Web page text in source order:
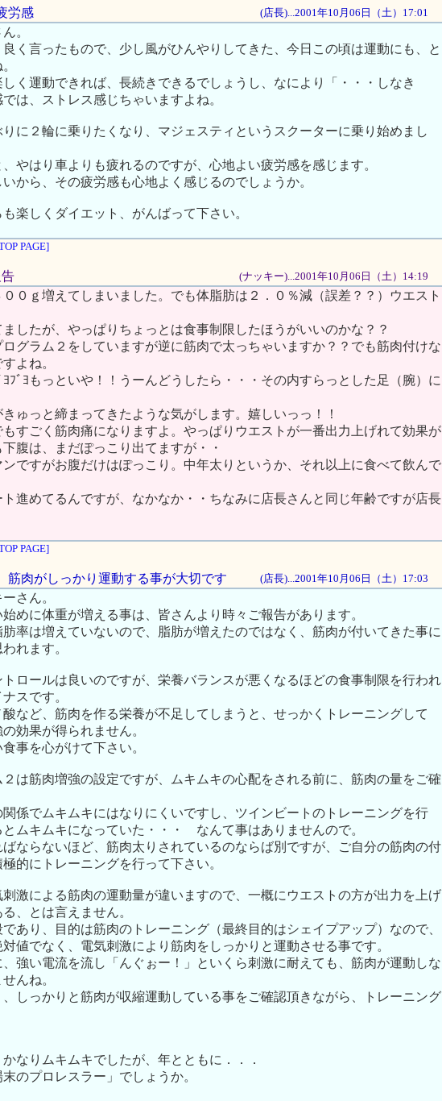
労感 (店長)...2001年10月06日（土）17:01
。
く言ったもので、少し風がひんやりしてきた、今日この頃は運動にも、と
く運動できれば、長続きできるでしょうし、なにより「・・・しなき
は、ストレス感じちゃいますよね。
に２輪に乗りたくなり、マジェスティというスクーターに乗り始めまし
やはり車よりも疲れるのですが、心地よい疲労感を感じます。
から、その疲労感も心地よく感じるのでしょうか。
楽しくダイエット、がんばって下さい。
PAGE]
(ナッキー)...2001年10月06日（土）14:19
０ｇ増えてしまいました。でも体脂肪は２．０％減（誤差？？）ウエスト
したが、やっぱりちょっとは食事制限したほうがいいのかな？？
グラム２をしていますが逆に筋肉で太っちゃいますか？？でも筋肉付けな
よね。
ﾖﾌﾞﾖもっといや！！うーんどうしたら・・・その内すらっとした足（腕）に
ゅっと締まってきたような気がします。嬉しいっっ！！
すごく筋肉痛になりますよ。やっぱりウエストが一番出力上げれて効果が
腹は、まだぽっこり出てますが・・
ですがお腹だけはぽっこり。中年太りというか、それ以上に食べて飲んで
進めてるんですが、なかなか・・ちなみに店長さんと同じ年齢ですが店長
PAGE]
筋肉がしっかり運動する事が大切です (店長)...2001年10月06日（土）17:03
さん。
めに体重が増える事は、皆さんより時々ご報告があります。
率は増えていないので、脂肪が増えたのではなく、筋肉が付いてきた事に
れます。
ロールは良いのですが、栄養バランスが悪くなるほどの食事制限を行われ
スです。
など、筋肉を作る栄養が不足してしまうと、せっかくトレーニングして
効果が得られません。
事を心がけて下さい。
は筋肉増強の設定ですが、ムキムキの心配をされる前に、筋肉の量をご確
係でムキムキにはなりにくいですし、ツインビートのトレーニングを行
ムキムキになっていた・・・ なんて事はありませんので。
ならないほど、筋肉太りされているのならば別ですが、ご自分の筋肉の付
的にトレーニングを行って下さい。
激による筋肉の運動量が違いますので、一概にウエストの方が出力を上げ
、とは言えません。
あり、目的は筋肉のトレーニング（最終目的はシェイプアップ）なので、
値でなく、電気刺激により筋肉をしっかりと運動させる事です。
強い電流を流し「んぐぉー！」といくら刺激に耐えても、筋肉が運動しな
んね。
しっかりと筋肉が収縮運動している事をご確認頂きながら、トレーニング
なりムキムキでしたが、年とともに．．．
のプロレスラー」でしょうか。